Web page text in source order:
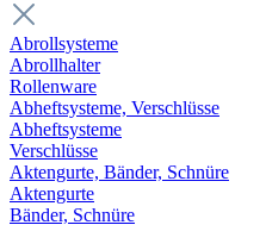
Abrollsysteme
Abrollhalter
Rollenware
Abheftsysteme, Verschlüsse
Abheftsysteme
Verschlüsse
Aktengurte, Bänder, Schnüre
Aktengurte
Bänder, Schnüre